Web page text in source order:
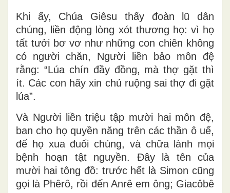
Khi ấy, Chúa Giêsu thấy đoàn lũ dân
chúng, liền động lòng xót thương họ: vì họ
tất tưởi bơ vơ như những con chiên không
có người chăn, Người liền bảo môn đệ
rằng: “Lúa chín đầy đồng, mà thợ gặt thì
ít. Các con hãy xin chủ ruộng sai thợ đi gặt
lúa”.
Và Người liền triệu tập mười hai môn đệ,
ban cho họ quyền năng trên các thần ô uế,
để họ xua đuổi chúng, và chữa lành mọi
bệnh hoạn tật nguyền. Ðây là tên của
mười hai tông đồ: trước hết là Simon cũng
gọi là Phêrô, rồi đến Anrê em ông; Giacôbê